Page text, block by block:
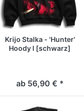
Krijo Stalka - 'Hunter'
Hoody l [schwarz]
ab 56,90 € *